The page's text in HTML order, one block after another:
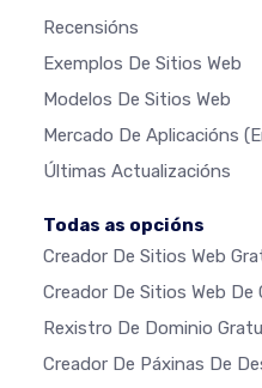
Recensións
Exemplos De Sitios Web
Modelos De Sitios Web
Mercado De Aplicacións
Últimas Actualizacións
Todas as opcións
Creador De Sitios Web
Creador De Sitios Web
Rexistro De Dominio
Creador De Páxinas De